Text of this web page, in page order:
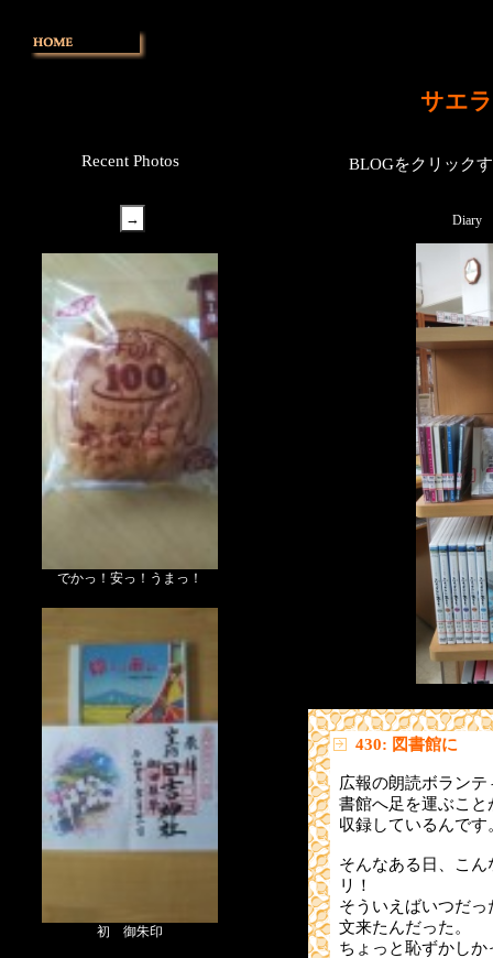
サエ
Recent Photos
でかっ！安っ！うまっ！
初 御朱印
BLOGをクリック
Diary
430: 図書館に
広報の朗読ボラン
書館へ足を運ぶこ
収録しているんです
そんなある日、こ
リ！
そういえばいつだ
文来たんだった。
ちょっと恥ずかし